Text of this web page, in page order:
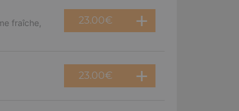
fraîche,
23.00€
23.00€